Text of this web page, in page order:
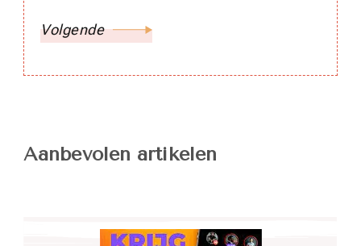
Volgende
Aanbevolen artikelen